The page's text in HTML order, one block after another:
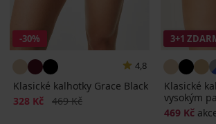
-30%
4,8
Klasické kalhotky Grace Black
Sleva
328 Kč Původní cena
469 Kč
3+1
Klasické
vysokým
469 Kč